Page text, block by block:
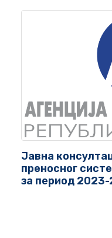
Јавна
преносног
за период